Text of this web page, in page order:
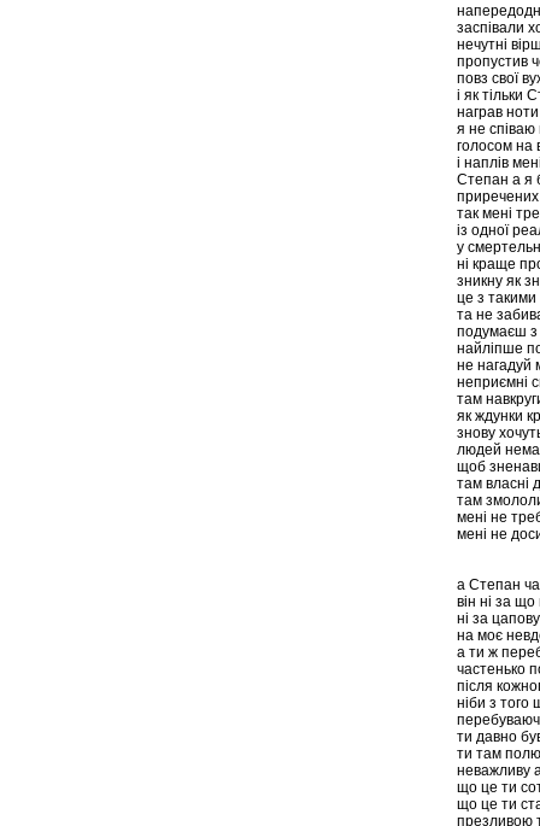
заспівали
нечутні
пропустив
повз свої
і як тільки
награв ноти
я не
голосом на
і наплів
Степан а я
приречених
так мені
із одної
у
ні краще
зникну як
це з
та не
подумаєш
найліпше
не нагадуй
неприємні
там
як ждунки
знову
людей
щоб
там власні
там
мені не
мені не
а Степан
він ні за
ні за
на моє
а ти ж
частенько
після
ніби з того
ти давно
ти там
неважливу
що це ти
що це ти
презливою